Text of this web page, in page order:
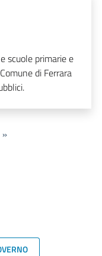
scuole primarie e
di Ferrara
»